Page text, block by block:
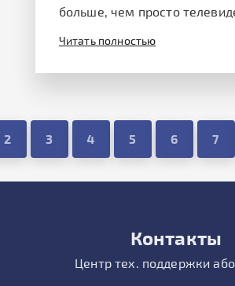
больше, чем просто
Читать полностью
2 3 4 5 6 7
Контакты
Центр тех. поддержки